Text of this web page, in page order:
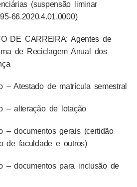
(suspensão liminar
66.2020.4.01.0000)
DE CARREIRA: Agentes de
de Reciclagem Anual dos
– Atestado de matrícula semestral
– alteração de lotação
– documentos gerais (certidão
de faculdade e outros)
– documentos para inclusão de